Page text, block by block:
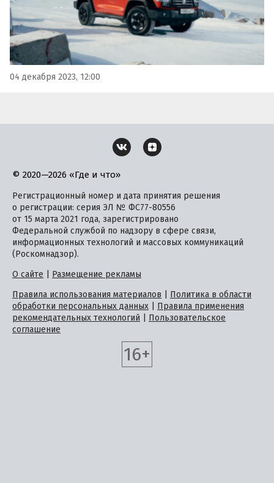
04 декабря 2023, 12:00
© 2020—2026 «Где и что»
Регистрационный номер и дата принятия решения
о регистрации: серия ЭЛ № ФС77-80556
от 15 марта 2021 года, зарегистрировано
Федеральной службой по надзору в сфере связи,
информационных технологий и массовых коммуникаций
(Роскомнадзор).
О сайте
Размещение рекламы
Правила использования материалов
Политика в области
обработки персональных данных
Правила применения
рекомендательных технологий
Пользовательское
соглашение
16+